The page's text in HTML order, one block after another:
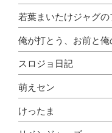
若葉まいたけジャグ
俺が打とう、お前と俺
スロジョ日記
萌えセン
けったま